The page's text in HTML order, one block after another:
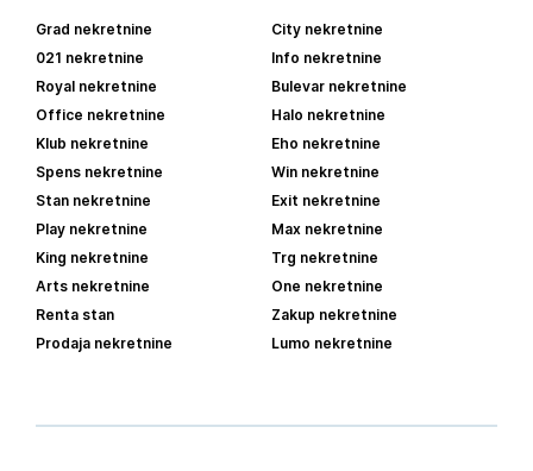
Grad nekretnine
City nekretnine
021 nekretnine
Info nekretnine
Royal nekretnine
Bulevar nekretnine
Office nekretnine
Halo nekretnine
Klub nekretnine
Eho nekretnine
Spens nekretnine
Win nekretnine
Stan nekretnine
Exit nekretnine
Play nekretnine
Max nekretnine
King nekretnine
Trg nekretnine
Arts nekretnine
One nekretnine
Renta stan
Zakup nekretnine
Prodaja nekretnine
Lumo nekretnine